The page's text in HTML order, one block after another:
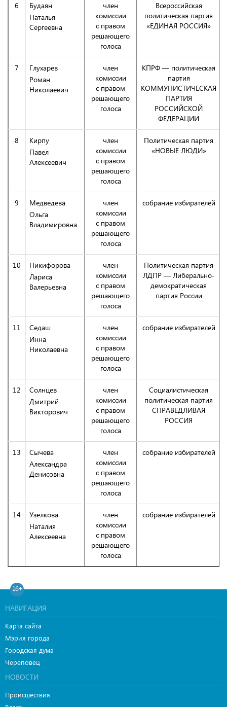
6
Будаян
Наталья
Сергеевна
член
комиссии
с правом
решающего
голоса
Всероссийская
политическая партия
«ЕДИНАЯ РОССИЯ»
7
Глухарев
Роман
Николаевич
член
комиссии
с правом
решающего
голоса
КПРФ — политическая
партия
КОММУНИСТИЧЕСКАЯ
ПАРТИЯ
РОССИЙСКОЙ
ФЕДЕРАЦИИ
8
Кирпу
Павел
Алексеевич
член
комиссии
с правом
решающего
голоса
Политическая партия
«НОВЫЕ ЛЮДИ»
9
Медведева
Ольга
Владимировна
член
комиссии
с правом
решающего
голоса
собрание избирателей
10
Никифорова
Лариса
Валерьевна
член
комиссии
с правом
решающего
голоса
Политическая партия
ЛДПР — Либерально-
демократическая
партия России
11
Седаш
Инна
Николаевна
член
комиссии
с правом
решающего
голоса
собрание избирателей
12
Солнцев
Дмитрий
Викторович
член
комиссии
с правом
решающего
голоса
Социалистическая
политическая партия
СПРАВЕДЛИВАЯ
РОССИЯ
13
Сычева
Александра
Денисовна
член
комиссии
с правом
решающего
голоса
собрание избирателей
14
Узелкова
Наталия
Алексеевна
член
комиссии
с правом
решающего
голоса
собрание избирателей
16+
НАВИГАЦИЯ
Карта сайта
Мэрия города
Городская дума
Череповец
НОВОСТИ
Происшествия